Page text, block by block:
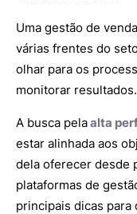
Uma gestão de
várias frentes do
olhar para os
monitorar resultados.
A busca pelaalta
estar alinhada aos
dela oferecer desde
plataformas de
principais dicas para